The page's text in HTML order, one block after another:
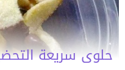
حلوى سريعة